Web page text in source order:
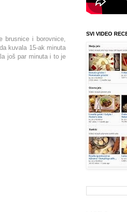
brusnice i borovnice,
kuvala 15-ak minuta
još par minuta i to je
SVI VIDEO